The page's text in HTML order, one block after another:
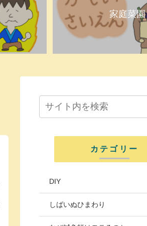
家庭菜園
カテゴリー
DIY
しばいぬひまわり